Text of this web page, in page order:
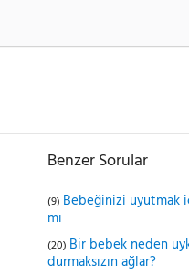
Benzer Sorular
(9) Bebeğinizi uyutmak
mı
(20) Bir bebek neden
durmaksızın ağlar?